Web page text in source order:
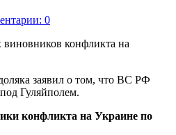
0
заявил о том, что ВС РФ
Гуляйполем.
конфликта на Украине по